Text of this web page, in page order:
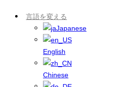
言語を変える
Japanese
English
Chinese